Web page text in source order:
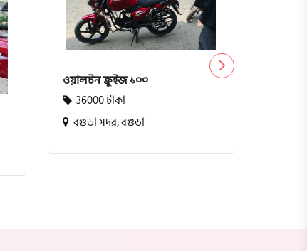
ওয়ালটন ক্রুইজ ১০০
36000 টাকা
বগুড়া সদর, বগুড়া